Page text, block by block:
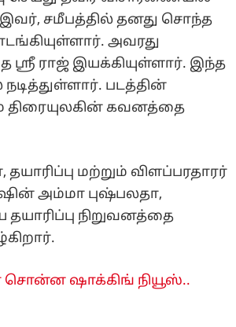
இவர், சமீபத்தில் தனது சொந்த
அவரது
ஸ்ரீ ராஜ் இயக்கியுள்ளார். இந்த
நடித்துள்ளார். படத்தின்
திரையுலகின் கவனத்தை
மற்றும் விளப்பரதாரர்
அம்மா புஷ்பலதா,
நிறுவனத்தை
சொன்ன ஷாக்கிங் நியூஸ்..